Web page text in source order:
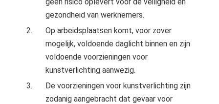
gezondheid van werknemers.
Op arbeidsplaatsen komt, voor zover
mogelijk, voldoende daglicht binnen en zijn
voldoende voorzieningen voor
kunstverlichting aanwezig.
De voorzieningen voor kunstverlichting zijn
zodanig aangebracht dat gevaar voor